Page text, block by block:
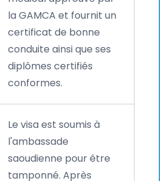
la GAMCA et fournit un
certificat de bonne
conduite ainsi que ses
diplômes certifiés
conformes.
Le visa est soumis à
l'ambassade
saoudienne pour être
tamponné. Après